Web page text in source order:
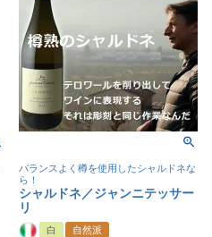
バランスよく樽を使用したシャルドネな
ら！
シャルドネ／ジャンニテッサー
リ
白
自然派